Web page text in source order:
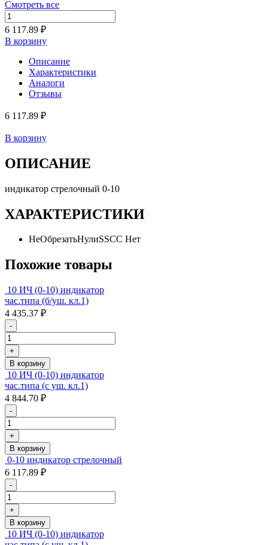
Смотреть все
6 117.89 ₽
В корзину
Описание
Характеристики
Аналоги
Отзывы
6 117.89 ₽
В корзину
ОПИСАНИЕ
индикатор стрелочный 0-10
ХАРАКТЕРИСТИКИ
НеОбрезатьНулиSSCC Нет
Похожие товары
10 ИЧ (0-10) индикатор
час.типа (б/уш. кл.1)
4 435.37 ₽
-
+
В корзину
10 ИЧ (0-10) индикатор
час.типа (с уш. кл.1)
4 844.70 ₽
-
+
В корзину
0-10 индикатор стрелочный
6 117.89 ₽
-
+
В корзину
10 ИЧ (0-10) индикатор